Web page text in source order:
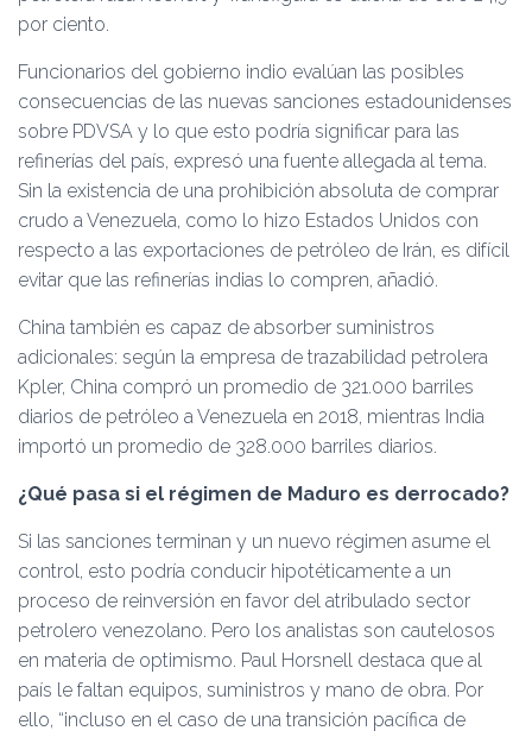
por ciento.
Funcionarios del gobierno indio evalúan las posibles
consecuencias de las nuevas sanciones estadounidenses
sobre PDVSA y lo que esto podría significar para las
refinerías del país, expresó una fuente allegada al tema.
Sin la existencia de una prohibición absoluta de comprar
crudo a Venezuela, como lo hizo Estados Unidos con
respecto a las exportaciones de petróleo de Irán, es difícil
evitar que las refinerías indias lo compren, añadió.
China también es capaz de absorber suministros
adicionales: según la empresa de trazabilidad petrolera
Kpler, China compró un promedio de 321.000 barriles
diarios de petróleo a Venezuela en 2018, mientras India
importó un promedio de 328.000 barriles diarios.
¿Qué pasa si el régimen de Maduro es derrocado?
Si las sanciones terminan y un nuevo régimen asume el
control, esto podría conducir hipotéticamente a un
proceso de reinversión en favor del atribulado sector
petrolero venezolano. Pero los analistas son cautelosos
en materia de optimismo. Paul Horsnell destaca que al
país le faltan equipos, suministros y mano de obra. Por
ello, “incluso en el caso de una transición pacífica de